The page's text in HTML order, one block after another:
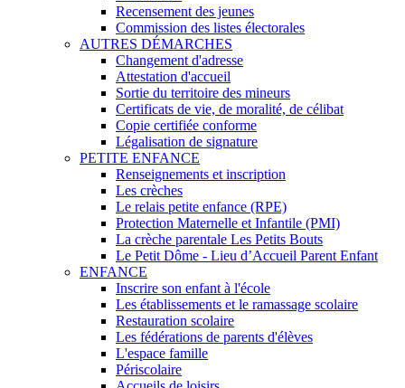
Recensement des jeunes
Commission des listes électorales
AUTRES DÉMARCHES
Changement d'adresse
Attestation d'accueil
Sortie du territoire des mineurs
Certificats de vie, de moralité, de célibat
Copie certifiée conforme
Légalisation de signature
PETITE ENFANCE
Renseignements et inscription
Les crèches
Le relais petite enfance (RPE)
Protection Maternelle et Infantile (PMI)
La crèche parentale Les Petits Bouts
Le Petit Dôme - Lieu d’Accueil Parent Enfant
ENFANCE
Inscrire son enfant à l'école
Les établissements et le ramassage scolaire
Restauration scolaire
Les fédérations de parents d'élèves
L'espace famille
Périscolaire